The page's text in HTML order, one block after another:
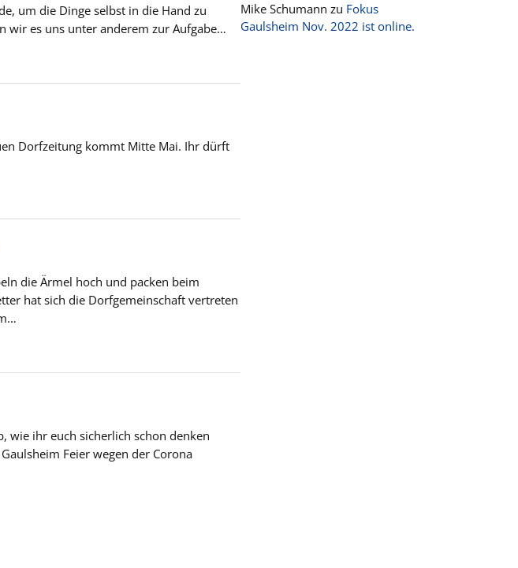
um die Dinge selbst in die Hand zu
wir es uns unter anderem zur Aufgabe…
Dorfzeitung kommt Mitte Mai. Ihr dürft
die Ärmel hoch und packen beim
hat sich die Dorfgemeinschaft vertreten
wie ihr euch sicherlich schon denken
Feier wegen der Corona
Mike Schumann zu Fokus
Gaulsheim Nov. 2022 ist online.